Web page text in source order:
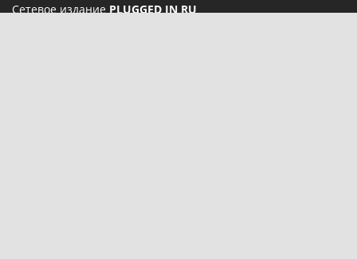
Сетевое изданиеPLUGGED IN RU